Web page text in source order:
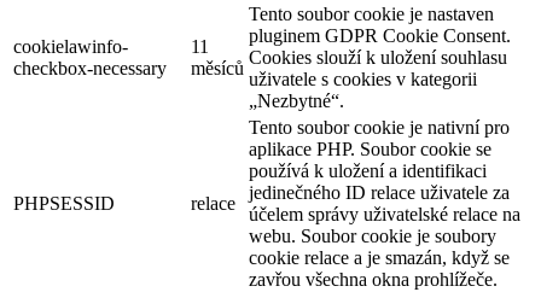
cookielawinfo-
checkbox-necessary
11
měsíců
Tento soubor cookie je nastaven
pluginem GDPR Cookie Consent.
Cookies slouží k uložení souhlasu
uživatele s cookies v kategorii
„Nezbytné“.
PHPSESSID relace
Tento soubor cookie je nativní pro
aplikace PHP. Soubor cookie se
používá k uložení a identifikaci
jedinečného ID relace uživatele za
účelem správy uživatelské relace na
webu. Soubor cookie je soubory
cookie relace a je smazán, když se
zavřou všechna okna prohlížeče.